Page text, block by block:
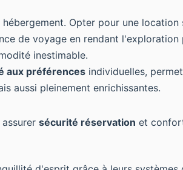
Opter pour une
de voyage en rendant l'exploration
inestimable.
aux préférences individuelles,
aussi pleinement enrichissantes.
sécurité réservation et